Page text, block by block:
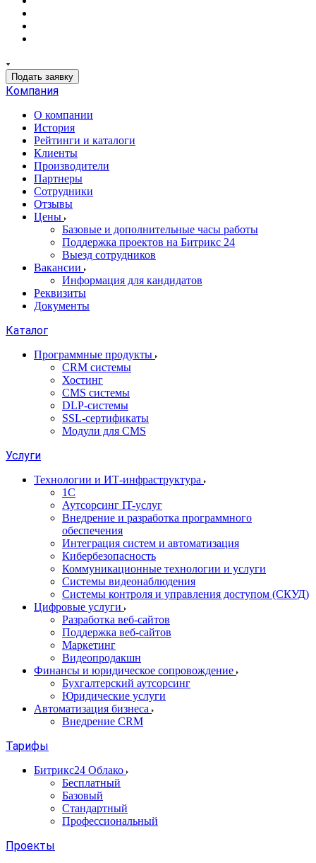
Подать заявку
Компания
О компании
История
Рейтинги и каталоги
Клиенты
Производители
Партнеры
Сотрудники
Отзывы
Цены
Базовые и дополнительные часы работы
Поддержка проектов на Битрикс 24
Выезд сотрудников
Вакансии
Информация для кандидатов
Реквизиты
Документы
Каталог
Программные продукты
CRM системы
Хостинг
CMS системы
DLP‑системы
SSL-сертификаты
Модули для CMS
Услуги
Технологии и ИТ-инфраструктура
1С
Аутсорсинг IT-услуг
Внедрение и разработка программного
обеспечения
Интеграция систем и автоматизация
Кибербезопасность
Коммуникационные технологии и услуги
Системы видеонаблюдения
Системы контроля и управления доступом (СКУД)
Цифровые услуги
Разработка веб-сайтов
Поддержка веб-сайтов
Маркетинг
Видеопродакшн
Финансы и юридическое сопровождение
Бухгалтерский аутсорсинг
Юридические услуги
Автоматизация бизнеса
Внедрение CRM
Тарифы
Битрикс24 Облако
Бесплатный
Базовый
Стандартный
Профессиональный
Проекты